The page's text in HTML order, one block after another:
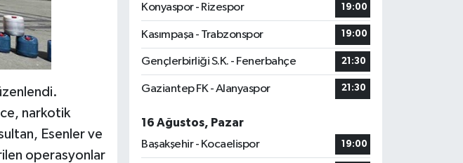
narkotik
Esenler ve
operasyonlar
Konyaspor - Rizespor
19:00
Kasımpaşa - Trabzonspor 19:00
Gençlerbirliği S.K. - Fenerbahçe 21:30
Gaziantep FK - Alanyaspor 21:30
16 Ağustos, Pazar
Başakşehir - Kocaelispor
19:00